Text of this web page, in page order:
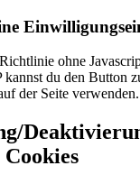
ohne
du den Button
der Seite verwenden.